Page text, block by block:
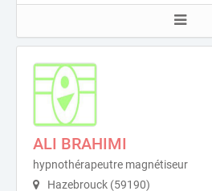
ALI BRAHIMI
hypnothérapeutre magnétiseur
Hazebrouck (59190)